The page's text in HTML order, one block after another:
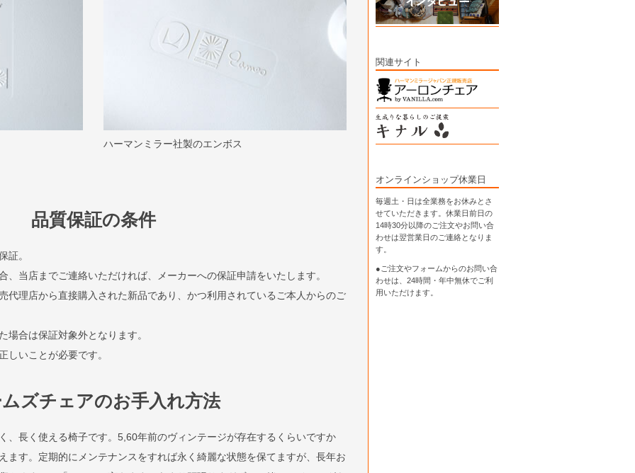
ハーマンミラー社製のエンボス
品質保証の条件
証。
、当店までご連絡いただければ、メーカーへの保証申請をいたします。
代理店から直接購入された新品であり、かつ利用されているご本人からのご
場合は保証対象外となります。
しいことが必要です。
ズチェアのお手入れ方法
、長く使える椅子です。5,60年前のヴィンテージが存在するくらいですか
ます。定期的にメンテナンスをすれば永く綺麗な状態を保てますが、長年お
関連サイト
オンラインショップ休業日
毎週土・日は全業務をお休みとさ
せていただきます。休業日前日の
14時30分以降のご注文やお問い合
わせは翌営業日のご連絡となりま
す。
●ご注文やフォームからのお問い合
わせは、 24時間・年中無休でご利
用いただけます。